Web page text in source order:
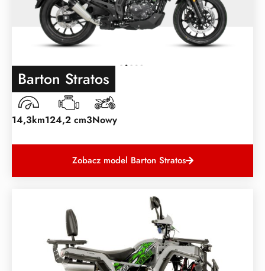
Barton Stratos
14,3km124,2 cm3Nowy
Zobacz model Barton Stratos